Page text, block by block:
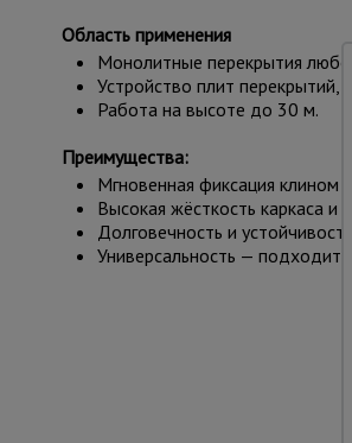
Область применения
Монолитные перекрытия
Устройство плит перекрытий,
Работа на высоте до 30 м.
Преимущества:
Мгновенная фиксация клином
Высокая жёсткость каркаса и
Долговечность и
Универсальность — подходит